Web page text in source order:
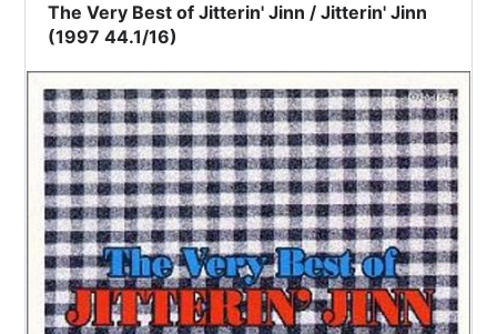
The Very Best of Jitterin' Jinn / Jitterin' Jinn
(1997 44.1/16)